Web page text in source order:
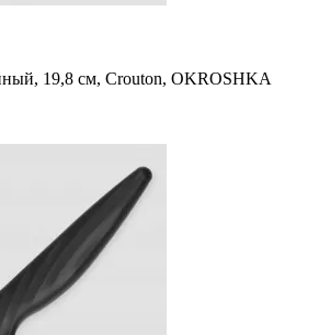
19,8 см, Crouton, OKROSHKA